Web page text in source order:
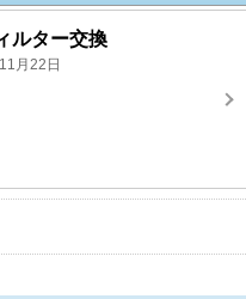
ルター交換
月22日